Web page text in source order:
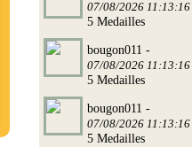
07/08/2026 11:13:16
5 Medailles
bougon011 -
07/08/2026 11:13:16
5 Medailles
bougon011 -
07/08/2026 11:13:16
5 Medailles